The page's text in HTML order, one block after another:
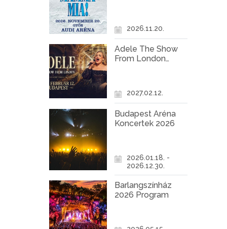
2026.11.20.
Adele The Show
From London
2027.02.12.
Budapest Aréna
Koncertek 2026
2026.01.18. -
2026.12.30.
Barlangszínház
2026 Program